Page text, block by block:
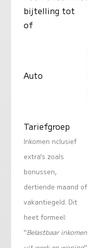
bijtelling tot
of
Auto
Tariefgroep
Inkomen nclusief
extra's zoals
bonussen,
dertiende maand of
vakantiegeld. Dit
heet formeel:
"Belastbaar inkomen